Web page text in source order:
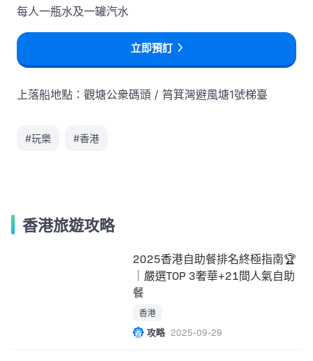
每人一瓶水及一罐汽水
立即預訂
上落船地點：觀塘公衆碼頭 / 筲箕灣避風塘1號梯臺
#玩樂 #香港
香港旅遊攻略
2025香港自助餐排名終極指南🏆
｜嚴選TOP 3奢華+21間人氣自助
餐
香港
攻略 2025-09-29